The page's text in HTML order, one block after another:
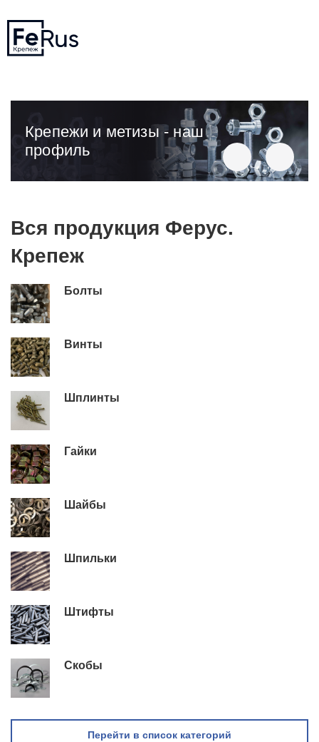
Крепежи и метизы - наш
профиль
Вся продукция Ферус.
Крепеж
Болты
Винты
Шплинты
Гайки
Шайбы
Шпильки
Штифты
Скобы
Перейти в список категорий